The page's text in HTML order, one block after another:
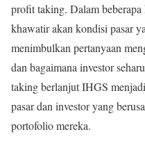
profit taking. Dalam
khawatir akan kondisi pasar
menimbulkan pertanyaan
dan bagaimana investor
taking berlanjut IHGS
pasar dan investor yang
portofolio mereka.